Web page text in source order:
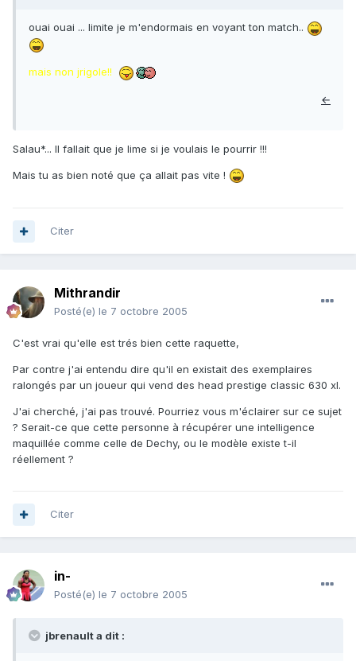
ouai ouai ... limite je m'endormais en voyant ton match..
mais non jrigole!!
←
Salau*... Il fallait que je lime si je voulais le pourrir !!!
Mais tu as bien noté que ça allait pas vite !
Citer
Mithrandir
Posté(e) le 7 octobre 2005
C'est vrai qu'elle est trés bien cette raquette,
Par contre j'ai entendu dire qu'il en existait des exemplaires
ralongés par un joueur qui vend des head prestige classic 630 xl.
J'ai cherché, j'ai pas trouvé. Pourriez vous m'éclairer sur ce sujet
? Serait-ce que cette personne à récupérer une intelligence
maquillée comme celle de Dechy, ou le modèle existe t-il
réellement ?
Citer
in-
Posté(e) le 7 octobre 2005
jbrenault a dit :